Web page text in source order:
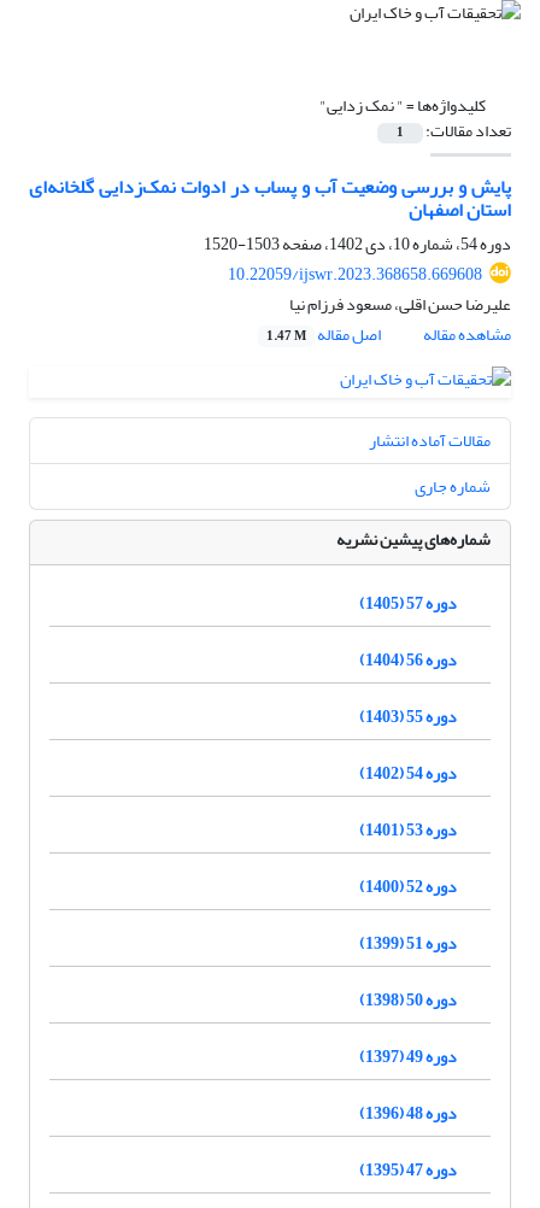
کلیدواژه‌ها =" نمک زدایی"
تعداد مقالات: 1
پایش و بررسی وضعیت آب و پساب در ادوات نمک‌زدایی گلخانه‌ای
استان اصفهان
دوره 54، شماره 10، دی 1402، صفحه
1503-1520
10.22059/ijswr.2023.368658.669608
علیرضا حسن اقلی، مسعود فرزام نیا
مشاهده مقاله
اصل مقاله 1.47 M
مقالات آماده انتشار
شماره جاری
شماره‌های پیشین نشریه
دوره 57 (1405)
دوره 56 (1404)
دوره 55 (1403)
دوره 54 (1402)
دوره 53 (1401)
دوره 52 (1400)
دوره 51 (1399)
دوره 50 (1398)
دوره 49 (1397)
دوره 48 (1396)
دوره 47 (1395)